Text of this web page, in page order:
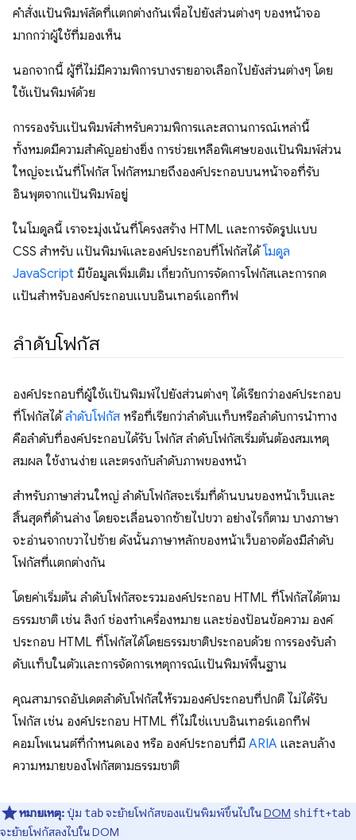
คำสั่งแป้นพิมพ์ลัดที่แตกต่างกันเพื่อไปยังส่วนต่างๆ ของหน้าจอ
มากกว่าผู้ใช้ที่มองเห็น
นอกจากนี้ ผู้ที่ไม่มีความพิการบางรายอาจเลือกไปยังส่วนต่างๆ โดย
ใช้แป้นพิมพ์ด้วย
การรองรับแป้นพิมพ์สำหรับความพิการและสถานการณ์เหล่านี้
ทั้งหมดมีความสำคัญอย่างยิ่ง การช่วยเหลือพิเศษของแป้นพิมพ์ส่วน
ใหญ่จะเน้นที่โฟกัส โฟกัสหมายถึงองค์ประกอบบนหน้าจอที่รับ
อินพุตจากแป้นพิมพ์อยู่
ในโมดูลนี้ เราจะมุ่งเน้นที่โครงสร้าง HTML และการจัดรูปแบบ
CSS สำหรับ แป้นพิมพ์และองค์ประกอบที่โฟกัสได้โมดูล
JavaScript มีข้อมูลเพิ่มเติม เกี่ยวกับการจัดการโฟกัสและการกด
แป้นสำหรับองค์ประกอบแบบอินเทอร์แอกทีฟ
ลำดับโฟกัส
องค์ประกอบที่ผู้ใช้แป้นพิมพ์ไปยังส่วนต่างๆ ได้เรียกว่าองค์ประกอบ
ที่โฟกัสได้ลำดับโฟกัส หรือที่เรียกว่าลำดับแท็บหรือลำดับการนำทาง
คือลำดับที่องค์ประกอบได้รับ โฟกัส ลำดับโฟกัสเริ่มต้นต้องสมเหตุ
สมผล ใช้งานง่าย และตรงกับลำดับภาพของหน้า
สำหรับภาษาส่วนใหญ่ ลำดับโฟกัสจะเริ่มที่ด้านบนของหน้าเว็บและ
สิ้นสุดที่ด้านล่าง โดยจะเลื่อนจากซ้ายไปขวา อย่างไรก็ตาม บางภาษา
จะอ่านจากขวาไปซ้าย ดังนั้นภาษาหลักของหน้าเว็บอาจต้องมีลำดับ
โฟกัสที่แตกต่างกัน
โดยค่าเริ่มต้น ลำดับโฟกัสจะรวมองค์ประกอบ HTML ที่โฟกัสได้ตาม
ธรรมชาติ เช่น ลิงก์ ช่องทำเครื่องหมาย และช่องป้อนข้อความ องค์
ประกอบ HTML ที่โฟกัสได้โดยธรรมชาติประกอบด้วย การรองรับลำ
ดับแท็บในตัวและการจัดการเหตุการณ์แป้นพิมพ์พื้นฐาน
คุณสามารถอัปเดตลำดับโฟกัสให้รวมองค์ประกอบที่ปกติ ไม่ได้รับ
โฟกัส เช่น องค์ประกอบ HTML ที่ไม่ใช่แบบอินเทอร์แอกทีฟ
คอมโพเนนต์ที่กำหนดเอง หรือ องค์ประกอบที่มี ARIA และลบล้าง
ความหมายของโฟกัสตามธรรมชาติ
หมายเหตุ: ปุ่ม tabจะย้ายโฟกัสของแป้นพิมพ์ขึ้นไปในDOM shift+tab
จะย้ายโฟกัสลงไปใน DOM